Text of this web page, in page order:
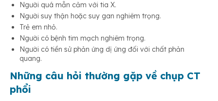
Người quá mẫn cảm với tia X.
Người suy thận hoặc suy gan nghiêm trọng.
Trẻ em nhỏ.
Người có bệnh tim mạch nghiêm trọng.
Người có tiền sử phản ứng dị ứng đối với chất phản
quang.
Những câu hỏi thường gặp về chụp CT
phổi